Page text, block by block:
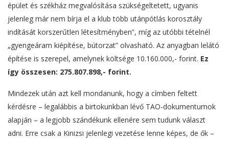
épület és székház megvalósítása szükségeltetett, ugyanis
jelenleg már nem bírja el a klub több utánpótlás korosztály
indítását korszerűtlen létesítményben”, míg az utóbbi tételnél
„gyengeáram kiépítése, bútorzat” olvasható. Az anyagban lelátó
építése is szerepel, amelynek költsége 10.160.000,- forint. Ez
így összesen: 275.807.898,- forint.
Mindezek után azt kell mondanunk, hogy a címben feltett
kérdésre – legalábbis a birtokunkban lévő TAO-dokumentumok
alapján – a legjobb szándékunk ellenére sem tudunk választ
adni. Erre csak a Kinizsi jelenlegi vezetése lenne képes, de ők –